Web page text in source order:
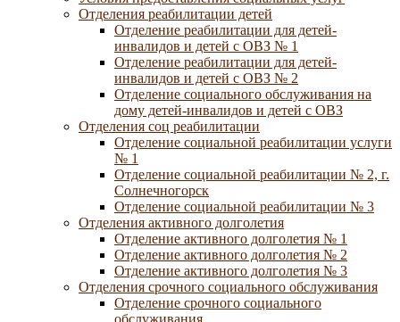
Отделения реабилитации детей
Отделение реабилитации для детей-
инвалидов и детей с ОВЗ № 1
Отделение реабилитации для детей-
инвалидов и детей с ОВЗ № 2
Отделение социального обслуживания на
дому детей-инвалидов и детей с ОВЗ
Отделения соц реабилитации
Отделение социальной реабилитации услуги
№ 1
Отделение социальной реабилитации № 2, г.
Солнечногорск
Отделение социальной реабилитации № 3
Отделения активного долголетия
Отделение активного долголетия № 1
Отделение активного долголетия № 2
Отделение активного долголетия № 3
Отделения срочного социального обслуживания
Отделение срочного социального
обслуживания